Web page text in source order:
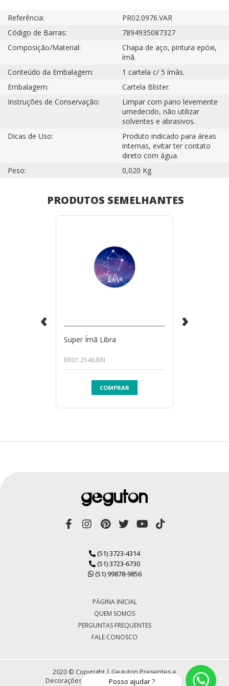
Referência:
PR02.0976.VAR
Código de Barras:
7894935087327
Composição/Material:
Chapa de aço, pintura epóxi,
ímã.
Conteúdo da Embalagem:
1 cartela c/ 5 ímãs.
Embalagem:
Cartela Blister.
Instruções de Conservação:
Limpar com pano levemente
umedecido, não utilizar
solventes e abrasivos.
Dicas de Uso:
Produto indicado para áreas
internas, evitar ter contato
direto com água.
Peso:
0,020 Kg
PRODUTOS SEMELHANTES
Super Ímã Libra
BR01.2546.BRI
COMPRAR
‹ ›
(51) 3723-4314
(51) 3723-6730
(51) 99878-9856
PÁGINA INICIAL
QUEM SOMOS
PERGUNTAS FREQUENTES
FALE CONOSCO
2020 © Copyright | Geguton Presentes e
Decorações LTDA | CNPJ 72.430.184/0001-30 |
Posso ajudar ?